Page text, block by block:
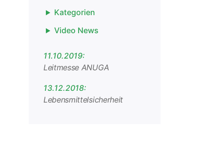
Kategorien
Video News
11.10.2019:
Leitmesse ANUGA
13.12.2018:
Lebensmittelsicherheit